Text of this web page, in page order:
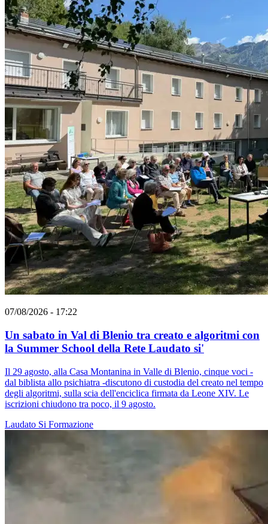
07/08/2026 - 17:22
Un sabato in Val di Blenio tra creato e algoritmi con
la Summer School della Rete Laudato si'
Il 29 agosto, alla Casa Montanina in Valle di Blenio, cinque voci -
dal biblista allo psichiatra -discutono di custodia del creato nel tempo
degli algoritmi, sulla scia dell'enciclica firmata da Leone XIV. Le
iscrizioni chiudono tra poco, il 9 agosto.
Laudato Si Formazione